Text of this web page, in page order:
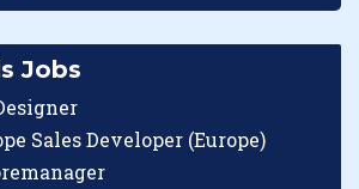
Jobs
Sales Developer (Europe)